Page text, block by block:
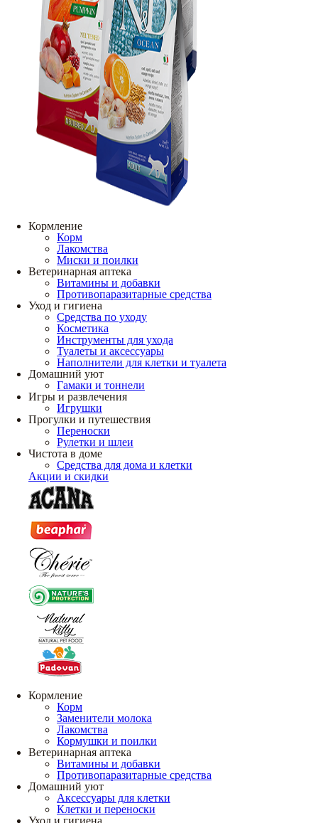
Кормление
Корм
Лакомства
Миски и поилки
Ветеринарная аптека
Витамины и добавки
Противопаразитарные средства
Уход и гигиена
Средства по уходу
Косметика
Инструменты для ухода
Туалеты и аксессуары
Наполнители для клетки и туалета
Домашний уют
Гамаки и тоннели
Игры и развлечения
Игрушки
Прогулки и путешествия
Переноски
Рулетки и шлеи
Чистота в доме
Средства для дома и клетки
Акции и скидки
Кормление
Корм
Заменители молока
Лакомства
Кормушки и поилки
Ветеринарная аптека
Витамины и добавки
Противопаразитарные средства
Домашний уют
Аксессуары для клетки
Клетки и переноски
Уход и гигиена